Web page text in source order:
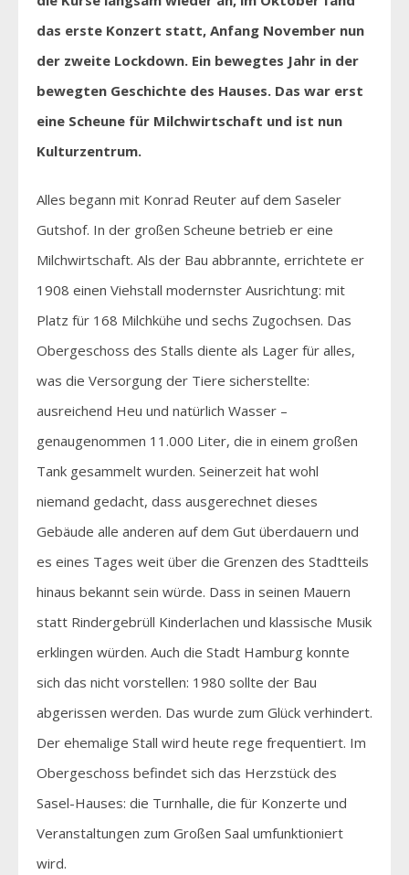
das erste Konzert statt, Anfang November nun
der zweite Lockdown. Ein bewegtes Jahr in der
bewegten Geschichte des Hauses. Das war erst
eine Scheune für Milchwirtschaft und ist nun
Kulturzentrum.
Alles begann mit Konrad Reuter auf dem Saseler
Gutshof. In der großen Scheune betrieb er eine
Milchwirtschaft. Als der Bau abbrannte, errichtete er
1908 einen Viehstall modernster Ausrichtung: mit
Platz für 168 Milchkühe und sechs Zugochsen. Das
Obergeschoss des Stalls diente als Lager für alles,
was die Versorgung der Tiere sicherstellte:
ausreichend Heu und natürlich Wasser –
genaugenommen 11.000 Liter, die in einem großen
Tank gesammelt wurden. Seinerzeit hat wohl
niemand gedacht, dass ausgerechnet dieses
Gebäude alle anderen auf dem Gut überdauern und
es eines Tages weit über die Grenzen des Stadtteils
hinaus bekannt sein würde. Dass in seinen Mauern
statt Rindergebrüll Kinderlachen und klassische Musik
erklingen würden. Auch die Stadt Hamburg konnte
sich das nicht vorstellen: 1980 sollte der Bau
abgerissen werden. Das wurde zum Glück verhindert.
Der ehemalige Stall wird heute rege frequentiert. Im
Obergeschoss befindet sich das Herzstück des
Sasel-Hauses: die Turnhalle, die für Konzerte und
Veranstaltungen zum Großen Saal umfunktioniert
wird.